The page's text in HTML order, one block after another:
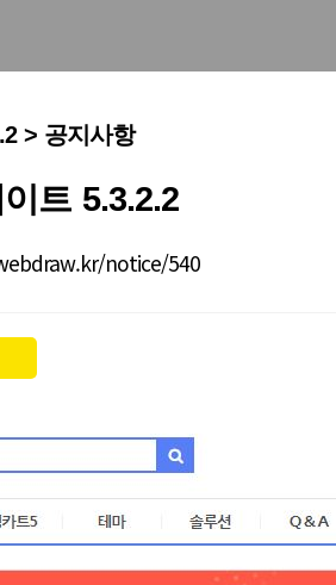
> 공지사항
트 5.3.2.2
notice/540